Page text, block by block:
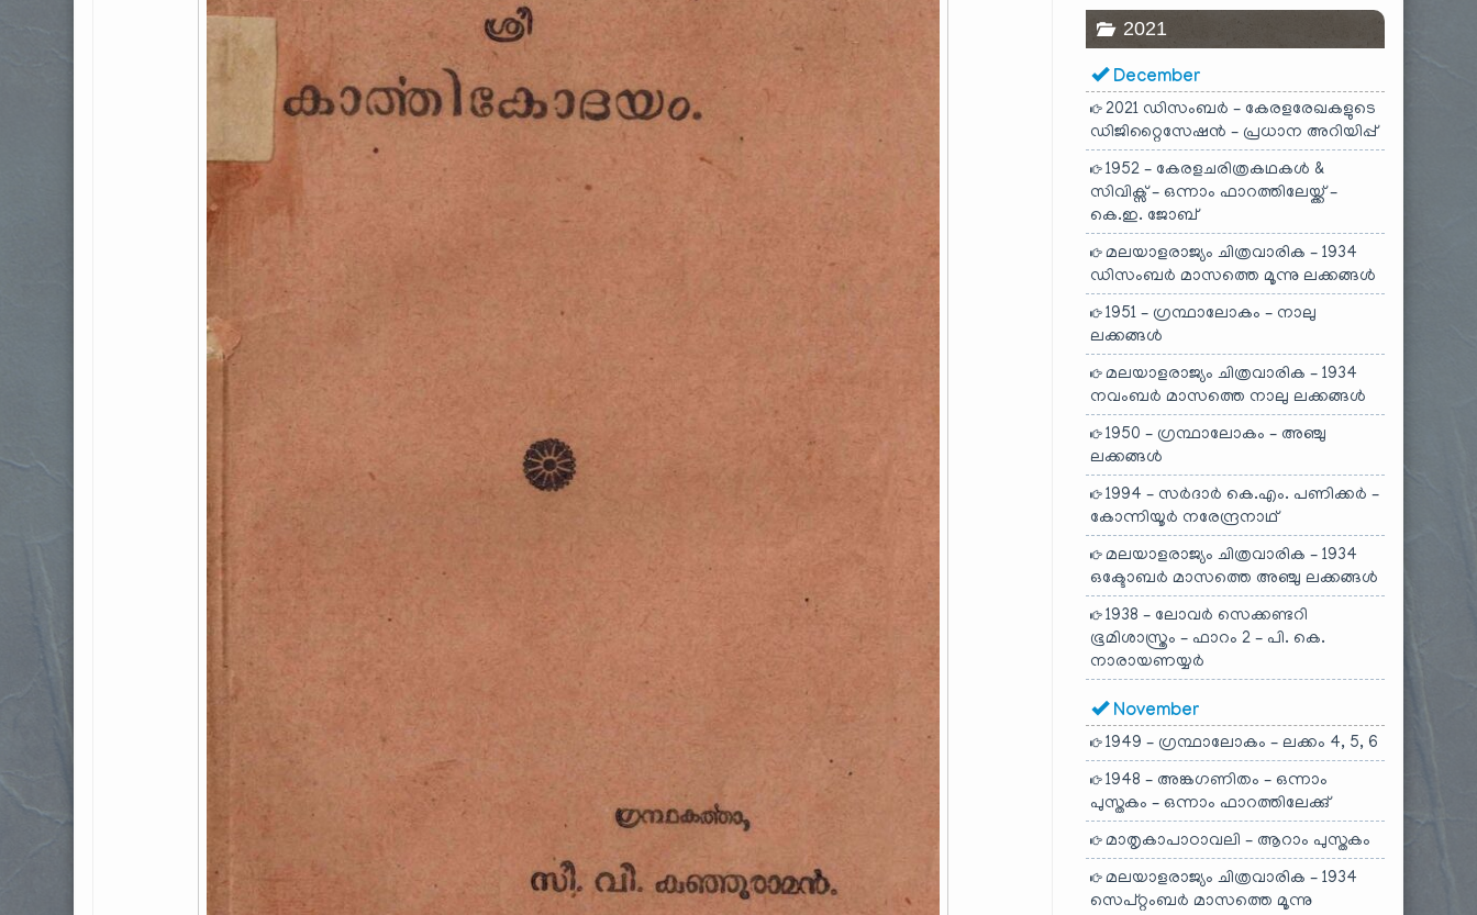
2021
December
2021 ഡിസംബർ – കേരളരേഖകളുടെ
ഡിജിറ്റൈസേഷൻ – പ്രധാന അറിയിപ്പ്
1952 – കേരളചരിത്രകഥകൾ &
സിവിക്സ് – ഒന്നാം ഫാറത്തിലേയ്ക്ക് –
കെ.ഇ. ജോബ്
മലയാളരാജ്യം ചിത്രവാരിക – 1934
ഡിസംബർ മാസത്തെ മൂന്നു ലക്കങ്ങൾ
1951 – ഗ്രന്ഥാലോകം – നാലു
ലക്കങ്ങൾ
മലയാളരാജ്യം ചിത്രവാരിക – 1934
നവംബർ മാസത്തെ നാലു ലക്കങ്ങൾ
1950 – ഗ്രന്ഥാലോകം – അഞ്ചു
ലക്കങ്ങൾ
1994 – സർദാർ കെ.എം. പണിക്കർ –
കോന്നിയൂർ നരേന്ദ്രനാഥ്
മലയാളരാജ്യം ചിത്രവാരിക – 1934
ഒക്ടോബർ മാസത്തെ അഞ്ചു ലക്കങ്ങൾ
1938 – ലോവർ സെക്കണ്ടറി
ഭൂമിശാസ്ത്രം – ഫാറം 2 – പി. കെ.
നാരായണയ്യർ
November
1949 – ഗ്രന്ഥാലോകം – ലക്കം 4, 5, 6
1948 – അങ്കഗണിതം – ഒന്നാം
പുസ്തകം – ഒന്നാം ഫാറത്തിലേക്കു്
മാതൃകാപാഠാവലി – ആറാം പുസ്തകം
മലയാളരാജ്യം ചിത്രവാരിക – 1934
സെപ്റ്റംബർ മാസത്തെ മൂന്നു